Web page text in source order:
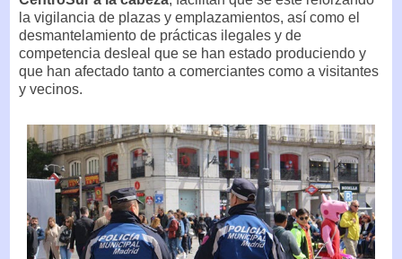
la vigilancia de plazas y emplazamientos, así como el
desmantelamiento de prácticas ilegales y de
competencia desleal que se han estado produciendo y
que han afectado tanto a comerciantes como a visitantes
y vecinos.